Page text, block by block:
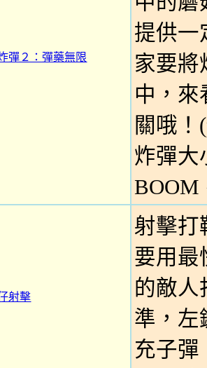
彈２：彈藥無限
提供一
家要將
中，來
關哦！
炸彈大
BOOM
射擊
射擊打
要用最
的敵人
準，左
充子彈